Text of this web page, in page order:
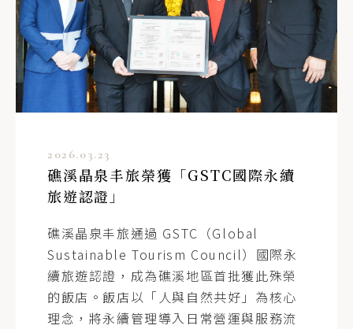
2026.03.23
礁溪晶泉丰旅榮獲「GSTC國際永續
旅遊認證」
礁溪晶泉丰旅通過 GSTC（Global
Sustainable Tourism Council）國際永
續旅遊認證，成為礁溪地區首批獲此殊榮
的飯店。飯店以「人與自然共好」為核心
理念，將永續管理導入日常營運與服務流